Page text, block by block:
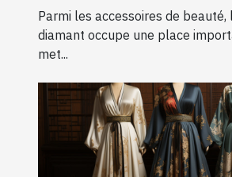
Parmi les accessoires de
diamant occupe une place
met...